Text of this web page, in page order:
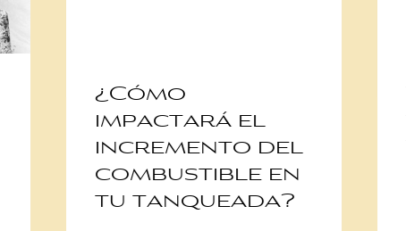
¿Cómo
impactará el
incremento del
combustible en
tu tanqueada?